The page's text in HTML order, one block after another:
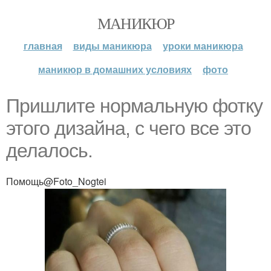
МАНИКЮР
главная виды маникюра
уроки маникюра
маникюр в домашних условиях
фото
Пришлите нормальную фотку
этого дизайна, с чего все это
делалось.
Помощь@Foto_Nogtei